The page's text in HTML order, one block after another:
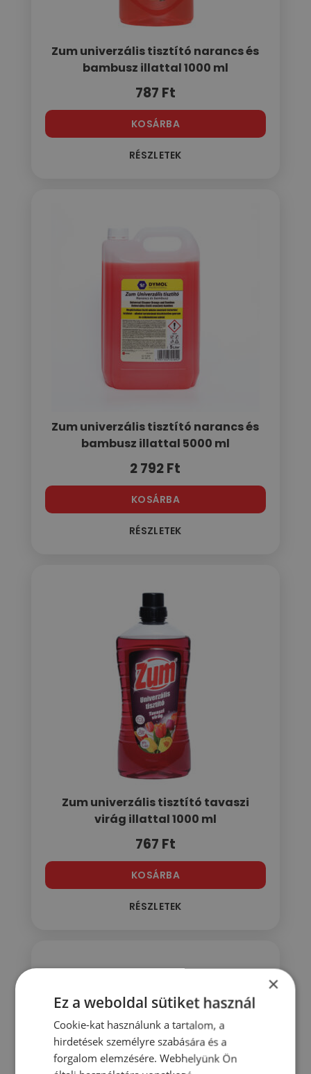
Zum univerzális tisztító narancs és
bambusz illattal 1000 ml
787 Ft
KOSÁRBA
RÉSZLETEK
Zum univerzális tisztító narancs és
bambusz illattal 5000 ml
2 792Ft
KOSÁRBA
RÉSZLETEK
Zum univerzális tisztító tavaszi
virág illattal 1000 ml
767 Ft
KOSÁRBA
RÉSZLETEK
×
Ez a weboldal sütiket használ
Cookie-kat használunk a tartalom, a
hirdetések személyre szabására és a
forgalom elemzésére. Webhelyünk Ön